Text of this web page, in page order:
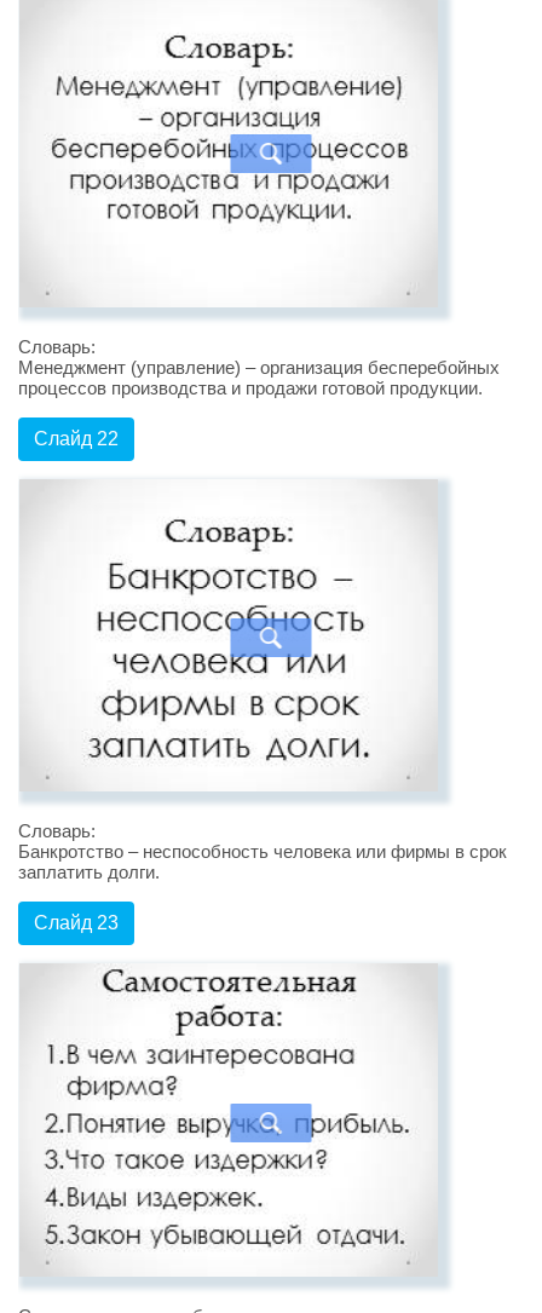
Словарь:
Менеджмент (управление) – организация бесперебойных
процессов производства и продажи готовой продукции.
Слайд 22
Словарь:
Банкротство – неспособность человека или фирмы в срок
заплатить долги.
Слайд 23